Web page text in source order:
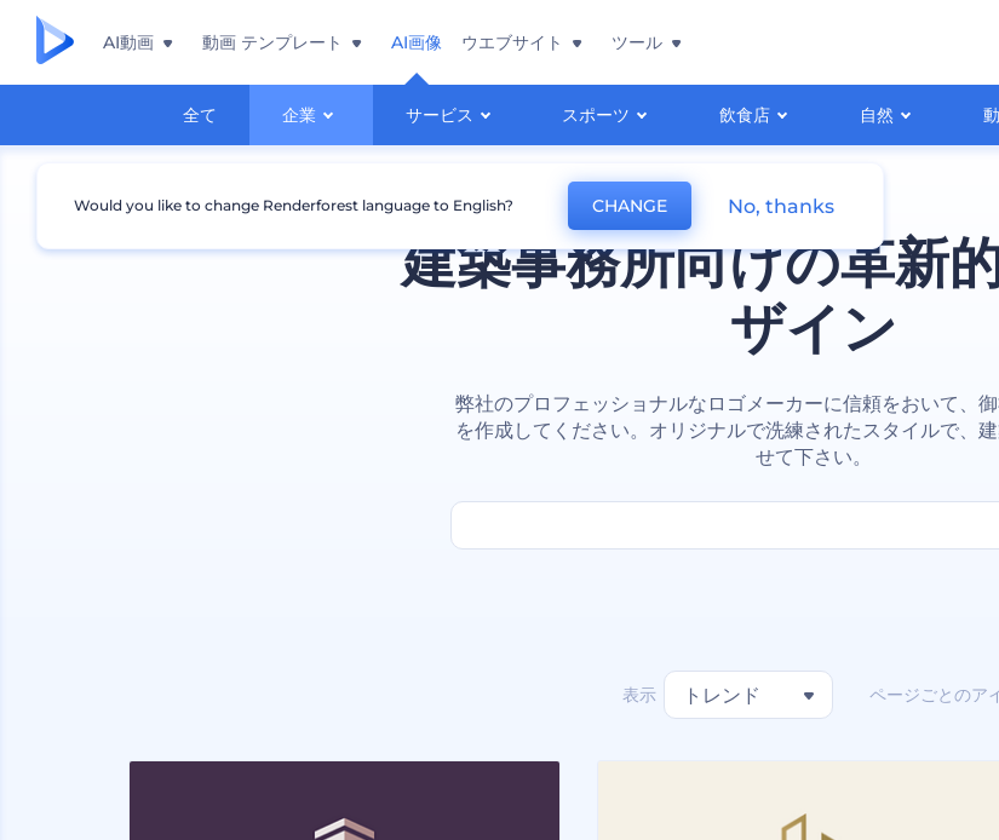
AI動画 動画 テンプレート AI画像
全て 企業 サービス スポーツ 飲食店 自然
ウエブサイト ツール
建築事務所向けの革新
ザイン
弊社のプロフェッショナルなロゴメーカーに信頼をおいて、
を作成してください。オリジナルで洗練されたスタイルで、
せて下さい。
表示 トレンド ページごとのア
Would you like to change Renderforest language to English? CHANGE No, thanks